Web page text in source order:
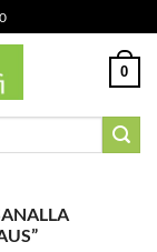
0